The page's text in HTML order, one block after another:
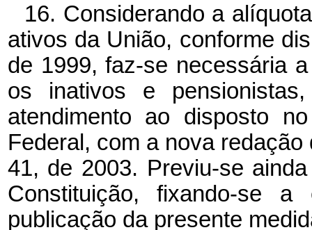
16. Considerando a
ativos da União, conforme
de 1999, faz-se necessária
os inativos e
atendimento ao disposto
Federal, com a nova
41, de 2003. Previu-se
Constituição, fixando-se
publicação da presente